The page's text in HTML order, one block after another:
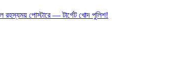
রহস্যময় পোস্টারে — টার্গেট খোদ পুলিশ!